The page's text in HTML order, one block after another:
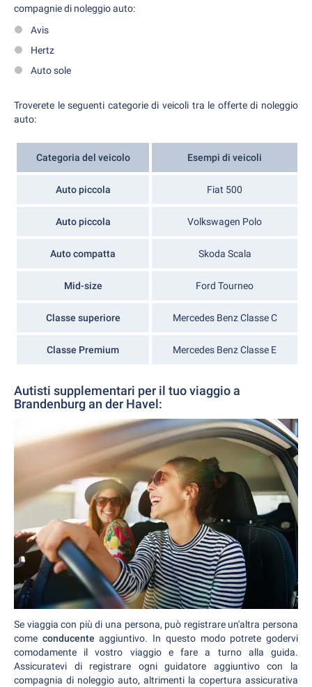
compagnie di noleggio auto:
Avis
Hertz
Auto sole
Troverete le seguenti categorie di veicoli tra le offerte di noleggio
auto:
Categoria del veicolo Esempi di veicoli
Auto piccola Fiat 500
Auto piccola Volkswagen Polo
Auto compatta Skoda Scala
Mid-size Ford Tourneo
Classe superiore Mercedes Benz Classe C
Classe Premium Mercedes Benz Classe E
Autisti supplementari per il tuo viaggio a
Brandenburg an der Havel:
Se viaggia con più di una persona, può registrare un'altra persona
come conducente aggiuntivo. In questo modo potrete godervi
comodamente il vostro viaggio e fare a turno alla guida.
Assicuratevi di registrare ogni guidatore aggiuntivo con la
compagnia di noleggio auto, altrimenti la copertura assicurativa